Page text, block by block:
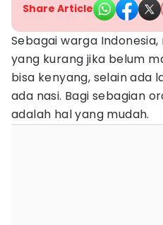
Share Article
Sebagai warga
yang kurang jika belum
bisa kenyang, selain ada
ada nasi. Bagi sebagian
adalah hal yang mudah.